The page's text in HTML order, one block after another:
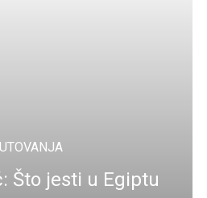
Što jesti u Egiptu